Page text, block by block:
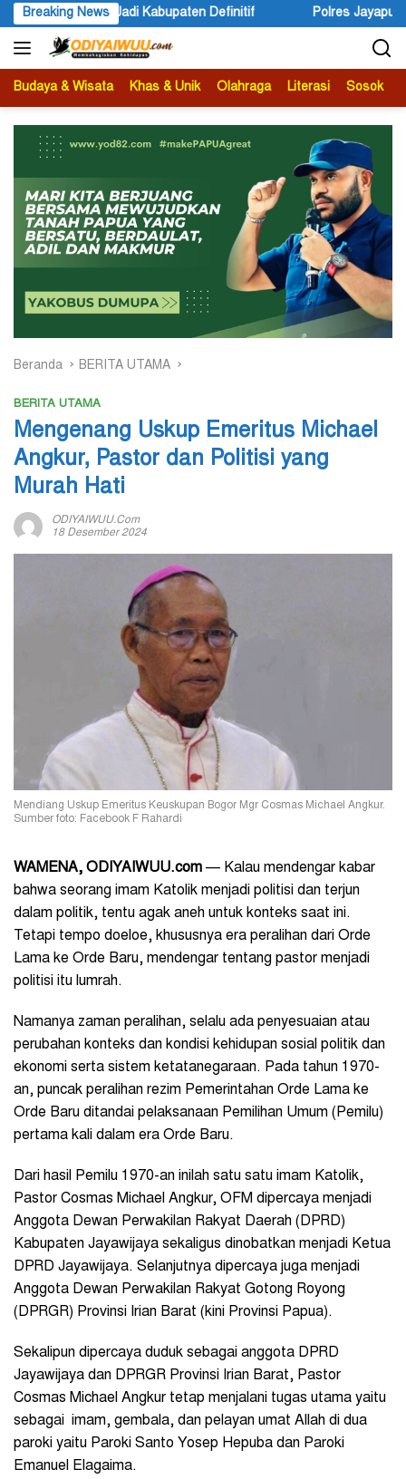
Langsung
ke
konten
Breaking News
Jadi Kabupaten Definitif Polres Jayapura Lakukan
Budaya & Wisata Khas & Unik Olahraga Literasi Sosok
Beranda BERITA UTAMA
BERITA UTAMA
Mengenang Uskup Emeritus Michael
Angkur, Pastor dan Politisi yang
Murah Hati
ODIYAIWUU.com
18 Desember 2024
Mendiang Uskup Emeritus Keuskupan Bogor Mgr Cosmas Michael Angkur.
Sumber foto: Facebook F Rahardi
WAMENA, ODIYAIWUU.com — Kalau mendengar kabar
bahwa seorang imam Katolik menjadi politisi dan terjun
dalam politik, tentu agak aneh untuk konteks saat ini.
Tetapi tempo doeloe, khususnya era peralihan dari Orde
Lama ke Orde Baru, mendengar tentang pastor menjadi
politisi itu lumrah.
Namanya zaman peralihan, selalu ada penyesuaian atau
perubahan konteks dan kondisi kehidupan sosial politik dan
ekonomi serta sistem ketatanegaraan. Pada tahun 1970-
an, puncak peralihan rezim Pemerintahan Orde Lama ke
Orde Baru ditandai pelaksanaan Pemilihan Umum (Pemilu)
pertama kali dalam era Orde Baru.
Dari hasil Pemilu 1970-an inilah satu satu imam Katolik,
Pastor Cosmas Michael Angkur, OFM dipercaya menjadi
Anggota Dewan Perwakilan Rakyat Daerah (DPRD)
Kabupaten Jayawijaya sekaligus dinobatkan menjadi Ketua
DPRD Jayawijaya. Selanjutnya dipercaya juga menjadi
Anggota Dewan Perwakilan Rakyat Gotong Royong
(DPRGR) Provinsi Irian Barat (kini Provinsi Papua).
Sekalipun dipercaya duduk sebagai anggota DPRD
Jayawijaya dan DPRGR Provinsi Irian Barat, Pastor
Cosmas Michael Angkur tetap menjalani tugas utama yaitu
sebagai imam, gembala, dan pelayan umat Allah di dua
paroki yaitu Paroki Santo Yosep Hepuba dan Paroki
Emanuel Elagaima.